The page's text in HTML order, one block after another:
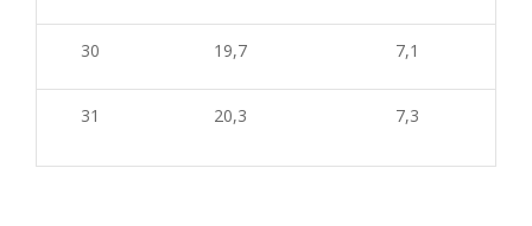
30 19,7 7,1
31 20,3 7,3